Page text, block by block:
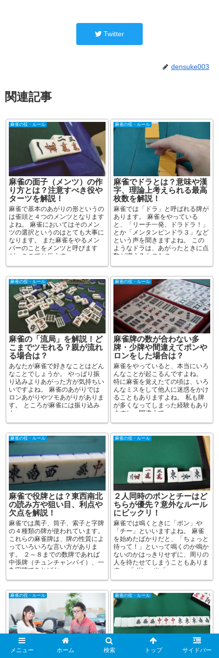
Twitter
densuke003
関連記事
麻雀の役・ルール
麻雀の面子（メンツ）の作
り方とは？注意すべき役や
ターツを解説！
麻雀で基本のあがりの形というの
は雀頭と４つのメンツとなります
よね。 麻雀においてはそのメン
ツの選択というのはとても大事に
なります。 また麻雀をやるメン
バーのことをメンツと呼びます
が、ここでお伝えす...
麻雀の役・ルール
麻雀でドラとは？意味や漢
字、理論上考えられる最高
枚数を解説！
麻雀では「ドラ」と呼ばれる牌が
あります。 麻雀をやっている
と、「リーチ一発、ドラドラ！」
とか「メンタンピンドラ３」など
という声を聞きますよね。 この
ようなドラは、あがったときに点
数が増えるものなの...
麻雀の役・ルール
麻雀の「流局」を解説！ど
こまでツモれる？親が流れ
る場合は？
あなたが麻雀で好きなことはどん
なことでしょうか。 やっぱり振
り込みよりあがった方が気持ちい
いですよね。 麻雀のあがりでは
ロンあがりやツモあがりがありま
す。 ところが麻雀には振り込み
も...
麻雀の役・ルール
麻雀牌の数が合わない多
牌・少牌や間違えてポンや
ロンをした場合は？
麻雀をやっていると、本当にいろ
んなことが起こるんですよね。
特に麻雀を覚えたての頃は、いろ
んなミスをして他人に迷惑をかけ
ることもありますよね。 私も牌
が多くなってしまった経験もあり
ますし、間違えて...
麻雀の役・ルール
麻雀で役牌とは？東西南北
の読み方や狙い目、利点や
欠点を解説！
麻雀では萬子、筒子、索子と字牌
の４種類の牌が使われています。
これらの麻雀牌は、牌の性質によ
っていろいろな言い方がありま
す。 ２～８までの数牌であれば
中張牌（チュンチャンパイ）、一
九字牌であればヤ...
麻雀の役・ルール
２人同時のポンとチーはど
ちらが優先？意外なルール
にビックリ！
麻雀では鳴くときに「ポン」や
「チー」といいますよね。 麻雀
を始めたばかりだと、「ちょっと
待って！」といって鳴くのか鳴か
ないのかはっきりせずに、周りの
人を待たせてしまうこともありま
す。 「ポン」や「...
麻雀の役・ルール
麻雀のローカル役！十三不
麻雀の役・ルール
見たことない幻の激レア役
メニュー ホーム 検索 トップ サイドバー